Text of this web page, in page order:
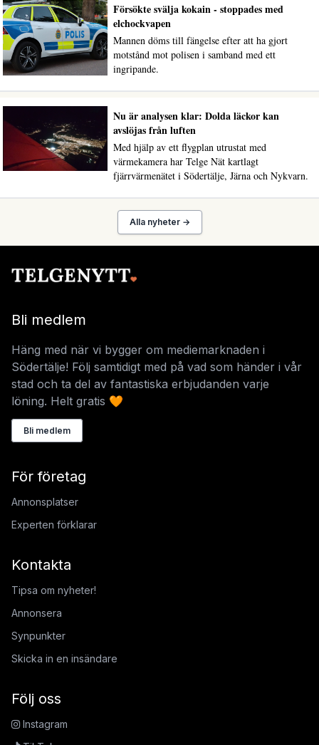
Försökte svälja kokain - stoppades med
elchockvapen
Mannen döms till fängelse efter att ha gjort
motstånd mot polisen i samband med ett
ingripande.
Nu är analysen klar: Dolda läckor kan
avslöjas från luften
Med hjälp av ett flygplan utrustat med
värmekamera har Telge Nät kartlagt
fjärrvärmenätet i Södertälje, Järna och Nykvarn.
Alla nyheter →
Bli medlem
Häng med när vi bygger om mediemarknaden i
Södertälje! Följ samtidigt med på vad som händer i vår
stad och ta del av fantastiska erbjudanden varje
löning. Helt gratis 🧡
Bli medlem
För företag
Annonsplatser
Experten förklarar
Kontakta
Tipsa om nyheter!
Annonsera
Synpunkter
Skicka in en insändare
Följ oss
Instagram